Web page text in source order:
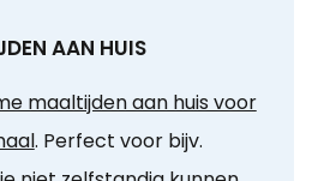
AAN HUIS
maaltijden aan huis voor
. Perfect voor bijv.